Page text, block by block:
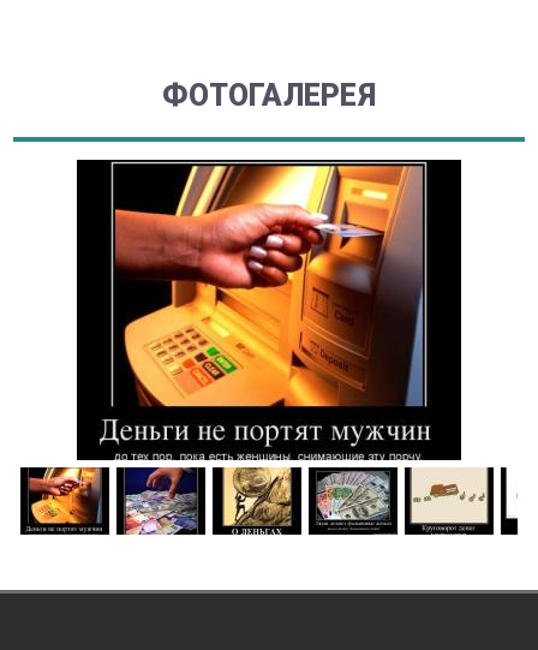
ФОТОГАЛЕРЕЯ